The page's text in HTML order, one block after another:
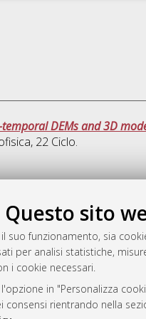
Questo sito
suo funzionamento, sia
per analisi statistiche,
i cookie necessari.
in "Personalizza
rientrando nella
DEMs and 3D
, 22 Ciclo.
e gestito daAlmaDL
Cookie
privacy
del sito